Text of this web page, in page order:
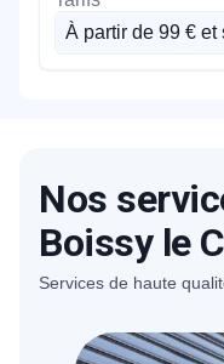
À partir de 99 € et
Nos
Boissy le
Services de haute